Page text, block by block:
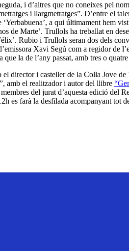
i d’altres que no coneixes pel
i llargmetratges”. D’entre el
a qui últimament hem vist
de Marte’. Trullols ha treballat en
Rubio i Trullols seran dos dels
Xavi Segú com a regidor de
la de l’any passat, amb tres o
director i casteller de la Colla Jove
amb el realitzador i autor del llibre
del jurat d’aquesta edició del
es farà la desfilada acompanyant tot